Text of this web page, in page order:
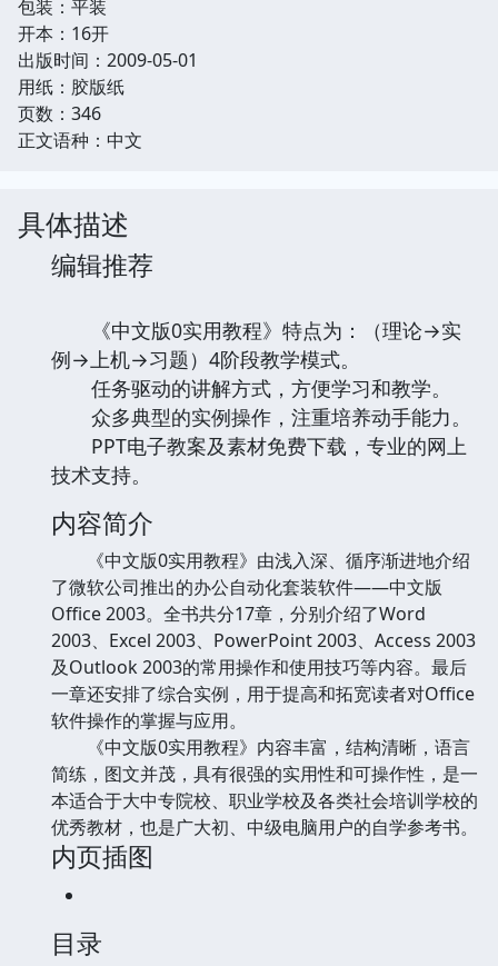
包装：平装
开本：16开
出版时间：2009-05-01
用纸：胶版纸
页数：346
正文语种：中文
具体描述
编辑推荐
《中文版0实用教程》特点为：（理论→实
例→上机→习题）4阶段教学模式。
任务驱动的讲解方式，方便学习和教学。
众多典型的实例操作，注重培养动手能力。
PPT电子教案及素材免费下载，专业的网上
技术支持。
内容简介
《中文版0实用教程》由浅入深、循序渐进地介绍
了微软公司推出的办公自动化套装软件——中文版
Office 2003。全书共分17章，分别介绍了Word
2003、Excel 2003、PowerPoint 2003、Access 2003
及Outlook 2003的常用操作和使用技巧等内容。最后
一章还安排了综合实例，用于提高和拓宽读者对Office
软件操作的掌握与应用。
《中文版0实用教程》内容丰富，结构清晰，语言
简练，图文并茂，具有很强的实用性和可操作性，是一
本适合于大中专院校、职业学校及各类社会培训学校的
优秀教材，也是广大初、中级电脑用户的自学参考书。
内页插图
目录